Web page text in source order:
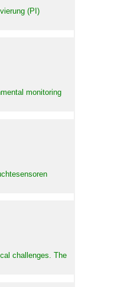
(PI)
monitoring
challenges. The